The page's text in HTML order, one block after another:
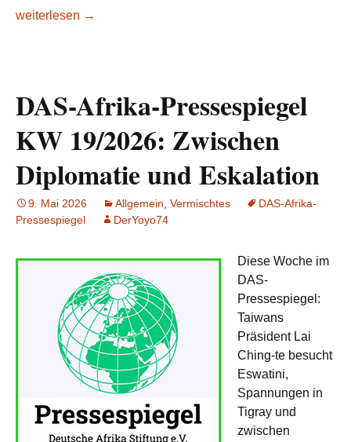
DAS-Afrika-Pressespiegel KW 20/2026: Kehrtwende?
weiterlesen →
DAS-Afrika-Pressespiegel
KW 19/2026: Zwischen
Diplomatie und Eskalation
9. Mai 2026 Allgemein Vermischtes
DAS-Afrika-
Pressespiegel
DerYoyo74
Diese Woche im
DAS-
Pressespiegel:
Taiwans
Präsident Lai
Ching-te besucht
Eswatini,
Spannungen in
Tigray und
zwischen